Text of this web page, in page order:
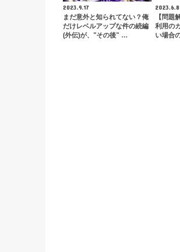
2023.9.17
まだ意外と知られてない？俺
だけレベルアップな件の続編
(外伝)が、"その後" …
2023.6.8
【問題
利用の
い場合